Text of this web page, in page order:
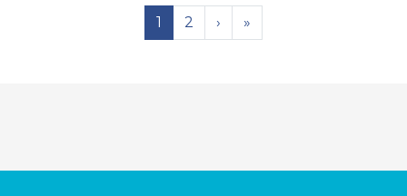
1 2 › »